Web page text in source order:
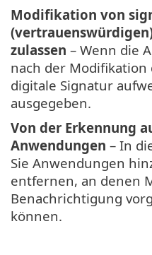
Modifikation von
zulassen – Wenn die
nach der
digitale Signatur
ausgegeben.
Von der Erkennung
Anwendungen – In
Sie Anwendungen
entfernen, an denen
Benachrichtigung
können.